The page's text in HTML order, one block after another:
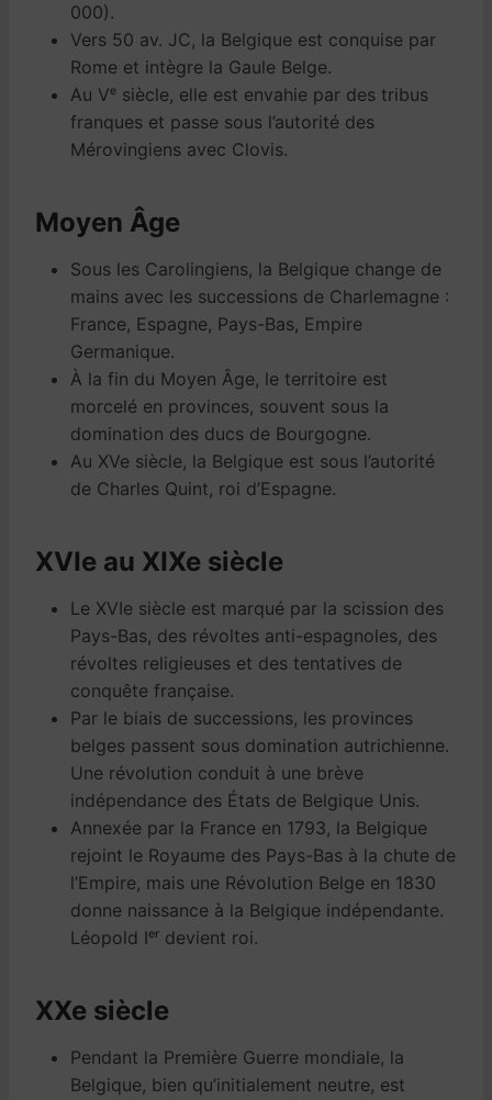
000).
Vers 50 av. JC, la Belgique est conquise par
Rome et intègre la Gaule Belge.
Au Vᵉ siècle, elle est envahie par des tribus
franques et passe sous l’autorité des
Mérovingiens avec Clovis.
Moyen Âge
Sous les Carolingiens, la Belgique change de
mains avec les successions de Charlemagne :
France, Espagne, Pays-Bas, Empire
Germanique.
À la fin du Moyen Âge, le territoire est
morcelé en provinces, souvent sous la
domination des ducs de Bourgogne.
Au XVe siècle, la Belgique est sous l’autorité
de Charles Quint, roi d’Espagne.
XVIe au XIXe siècle
Le XVIe siècle est marqué par la scission des
Pays-Bas, des révoltes anti-espagnoles, des
révoltes religieuses et des tentatives de
conquête française.
Par le biais de successions, les provinces
belges passent sous domination autrichienne.
Une révolution conduit à une brève
indépendance des États de Belgique Unis.
Annexée par la France en 1793, la Belgique
rejoint le Royaume des Pays-Bas à la chute de
l’Empire, mais une Révolution Belge en 1830
donne naissance à la Belgique indépendante.
Léopold Iᵉʳ devient roi.
XXe siècle
Pendant la Première Guerre mondiale, la
Belgique, bien qu’initialement neutre, est